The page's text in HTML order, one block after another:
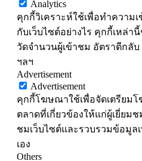
Analytics
คุกกี้วิเคราะห์ใช้เพื่อทำความ
กับเว็บไซต์อย่างไร คุกกี้เหล่า
วัดจำนวนผู้เข้าชม อัตราตีกลั
ฯลฯ
Advertisement
Advertisement
คุกกี้โฆษณาใช้เพื่อจัดเตรียม
ตลาดที่เกี่ยวข้องให้แก่ผู้เยี่ยม
ชมเว็บไซต์และรวบรวมข้อมู
เอง
Others